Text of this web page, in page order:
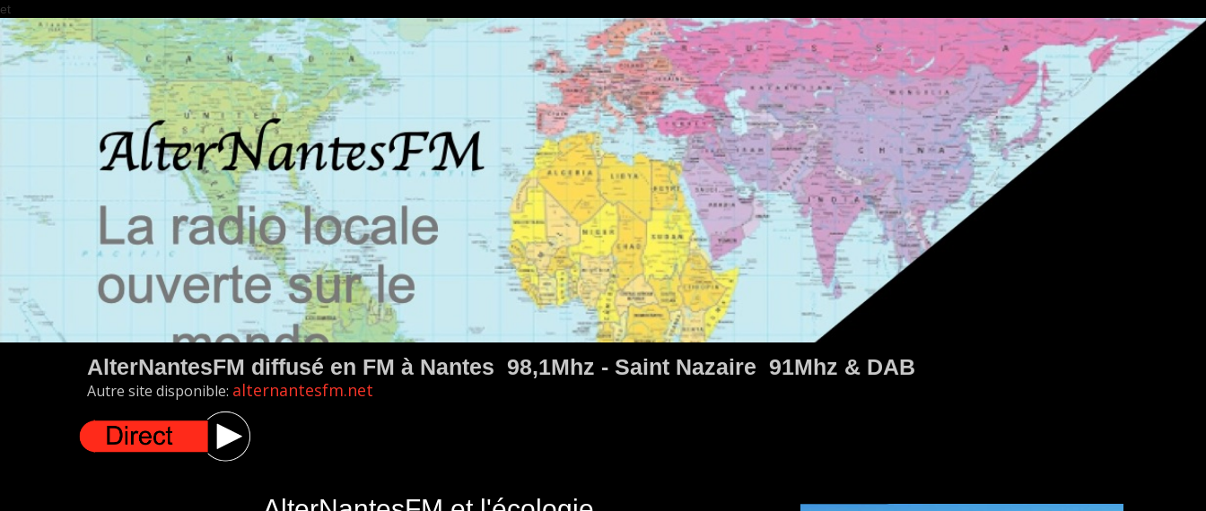
et
AlterNantesFM diffusé en FM à Nantes 98,1Mhz - Saint Nazaire 91Mhz & DAB
Autre site disponible: alternantesfm.net